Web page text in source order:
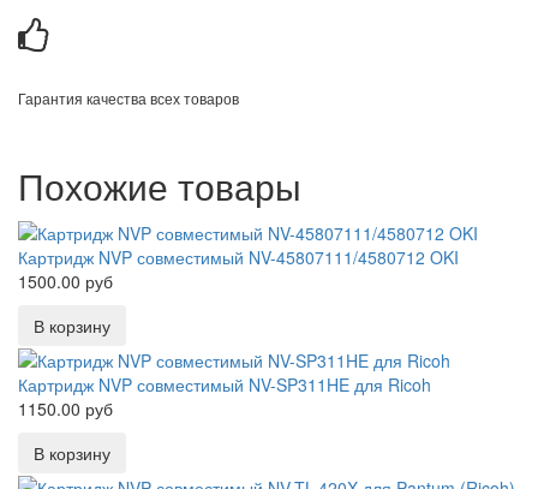
Гарантия качества всех товаров
Похожие товары
Картридж NVP совместимый NV-45807111/4580712 OKI
1500.00 руб
Картридж NVP совместимый NV-SP311HE для Ricoh
1150.00 руб